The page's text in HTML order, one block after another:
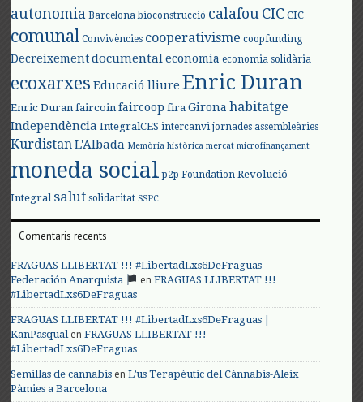
autonomia Barcelona bioconstrucció calafouCIC CIC
comunal Convivències cooperativisme coopfunding
Decreixement documental economia economia solidària
ecoxarxes Educació lliure Enric Duran
Enric Duran faircoin faircoop fira Girona habitatge
Independència IntegralCES intercanvi jornades assembleàries
KurdistanL'Albada Memòria històrica mercat microfinançament
moneda social p2p Foundation Revolució
Integral salut solidaritat SSPC
Comentaris recents
FRAGUAS LLIBERTAT !!! #LibertadLxs6DeFraguas –
Federación Anarquista
enFRAGUAS LLIBERTAT !!!
#LibertadLxs6DeFraguas
FRAGUAS LLIBERTAT !!! #LibertadLxs6DeFraguas |
KanPasqualenFRAGUAS LLIBERTAT !!!
#LibertadLxs6DeFraguas
Semillas de cannabis enL’us Terapèutic del Cànnabis-Aleix
Pàmies a Barcelona